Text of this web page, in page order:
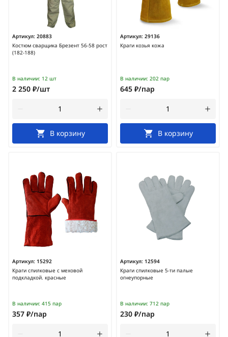
Артикул: 20883
Костюм сварщика Брезент 56-58 рост
(182-188)
В наличии: 12 шт
2 250 ₽/шт
В корзину
Артикул: 29136
Краги козья кожа
В наличии: 202 пар
645 ₽/пар
В корзину
Артикул: 15292
Краги спилковые с меховой
подкладкой. красные
В наличии: 415 пар
357 ₽/пар
Артикул: 12594
Краги спилковые 5-ти палые
огнеупорные
В наличии: 712 пар
230 ₽/пар